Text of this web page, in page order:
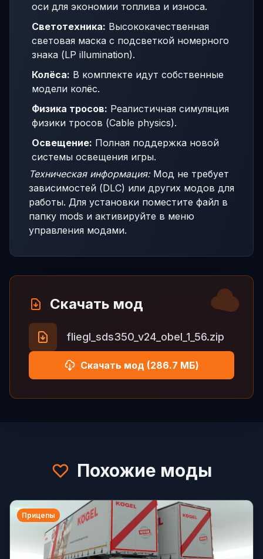
оси для экономии топлива и износа.
Светотехника: Высококачественная
световая маска с подсветкой номерного
знака (LP illumination).
Колёса: В комплекте идут собственные
модели колёс.
Физика тросов: Реалистичная симуляция
физики тросов (Cable physics).
Освещение: Полная поддержка новой
системы освещения игры.
Техническая информация:Мод не требует
зависимостей (DLC) или других модов для
работы. Для установки поместите файл в
папку mods и активируйте в меню
управления модами.
Скачать мод
fliegl_sds350_v24_obel_1_56.zip
Скачать мод (286.7 МБ)
Похожие моды
Прицепы